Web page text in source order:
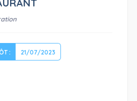
: 21/07/2023